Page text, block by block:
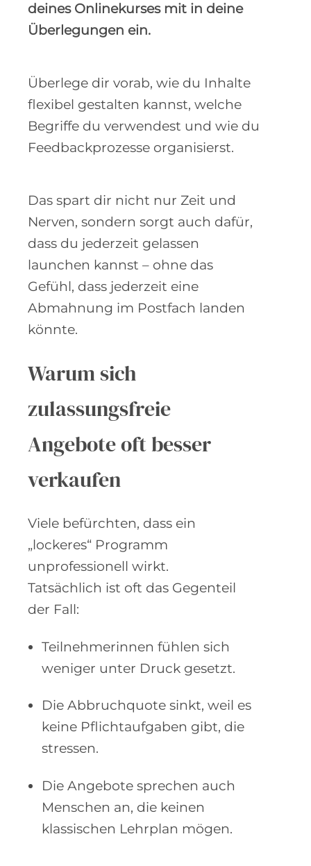
deines Onlinekurses mit in deine
Überlegungen ein.
Überlege dir vorab, wie du Inhalte
flexibel gestalten kannst, welche
Begriffe du verwendest und wie du
Feedbackprozesse organisierst.
Das spart dir nicht nur Zeit und
Nerven, sondern sorgt auch dafür,
dass du jederzeit gelassen
launchen kannst – ohne das
Gefühl, dass jederzeit eine
Abmahnung im Postfach landen
könnte.
Warum sich
zulassungsfreie
Angebote oft besser
verkaufen
Viele befürchten, dass ein
„lockeres“ Programm
unprofessionell wirkt.
Tatsächlich ist oft das Gegenteil
der Fall:
Teilnehmerinnen fühlen sich
weniger unter Druck gesetzt.
Die Abbruchquote sinkt, weil es
keine Pflichtaufgaben gibt, die
stressen.
Die Angebote sprechen auch
Menschen an, die keinen
klassischen Lehrplan mögen.